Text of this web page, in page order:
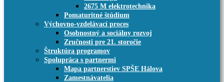
2675 M elektrotechnika
Pomaturitné štúdium
Výchovno-vzdelávací proces
Osobnostný a sociálny rozvoj
Zručnosti pre 21. storočie
Štruktúra programov
Spolupráca s partnermi
Mapa partnerstiev SPŠE Hálova
Zamestnávatelia